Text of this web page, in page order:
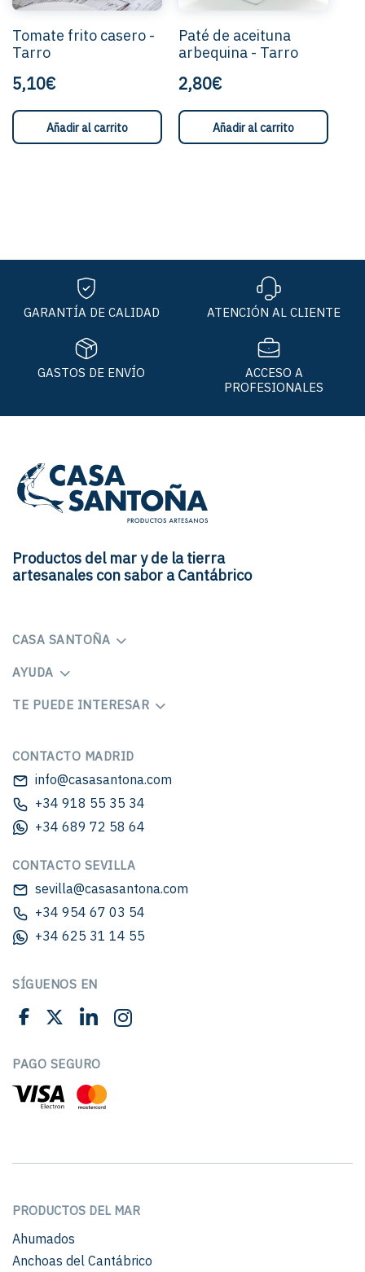
Tomate frito casero -
Tarro
5,10€
Añadir al carrito
Paté de aceituna
arbequina - Tarro
2,80€
Añadir al carrito
GARANTÍA DE CALIDAD ATENCIÓN AL CLIENTE
GASTOS DE ENVÍO
ACCESO A
PROFESIONALES
Productos del mar y de la tierra
artesanales con sabor a Cantábrico
CASA SANTOÑA
AYUDA
TE PUEDE INTERESAR
CONTACTO MADRID
info@casasantona.com
+34 918 55 35 34
+34 689 72 58 64
CONTACTO SEVILLA
sevilla@casasantona.com
+34 954 67 03 54
+34 625 31 14 55
SÍGUENOS EN
PAGO SEGURO
PRODUCTOS DEL MAR
Ahumados
Anchoas del Cantábrico